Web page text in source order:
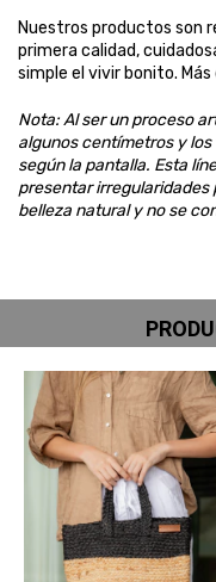
Nuestros productos son
primera calidad,
simple el vivir bonito.
Nota: Al ser un proceso
algunos centímetros y
según la pantalla. Esta
presentar irregularidades
belleza natural y no se